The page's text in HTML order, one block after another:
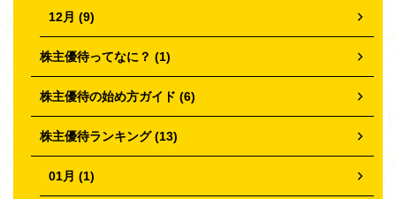
12月 (9)
株主優待ってなに？ (1)
株主優待の始め方ガイド (6)
株主優待ランキング (13)
01月 (1)